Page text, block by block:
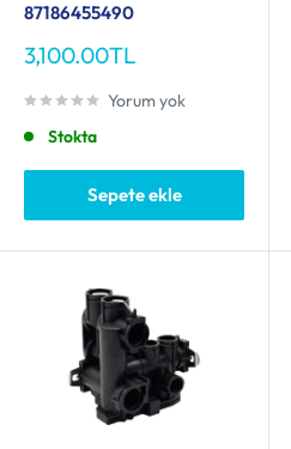
87186455490
İndirimli
fiyat
3,100.00TL
Yorum yok
Stokta
Sepete ekle